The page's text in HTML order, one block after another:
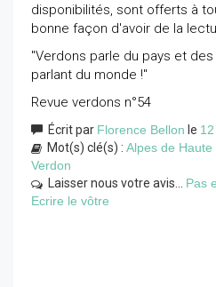
disponibilités, sont offerts à
bonne façon d'avoir de la
"Verdons parle du pays et
parlant du monde !"
Revue verdons n°54
Écrit par Florence Bellon le
Mot(s) clé(s) : Alpes de Haute
Verdon
Laisser nous votre avis... Pas
Ecrire le vôtre